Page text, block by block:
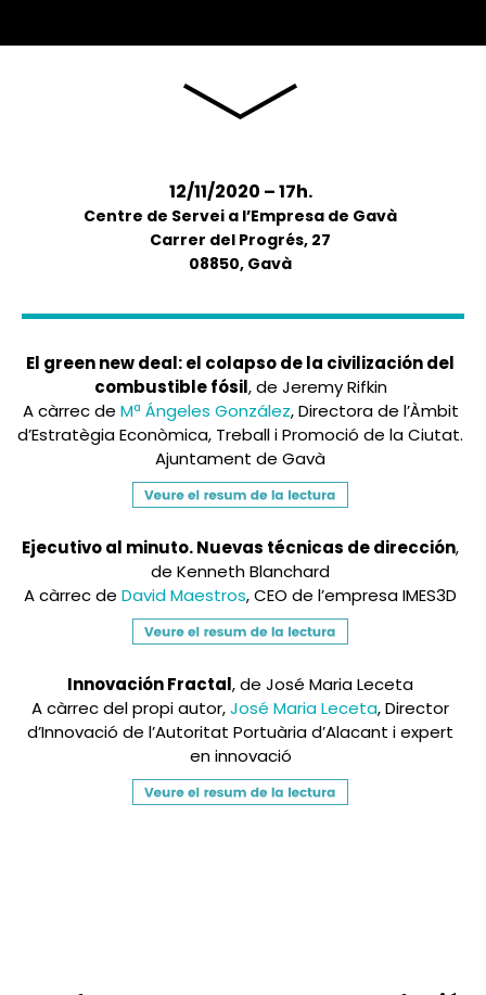
12/11/2020 – 17h.
Centre de Servei a l’Empresa de Gavà
Carrer del Progrés, 27
08850, Gavà
El green new deal: el colapso de la civilización del
combustible fósil, de Jeremy Rifkin
A càrrec de Mª Ángeles González, Directora de l’Àmbit
d’Estratègia Econòmica, Treball i Promoció de la Ciutat.
Ajuntament de Gavà
Ejecutivo al minuto. Nuevas técnicas de dirección,
de Kenneth Blanchard
A càrrec de David Maestros, CEO de l’empresa IMES3D
Innovación Fractal, de José Maria Leceta
A càrrec del propi autor,José Maria Leceta, Director
d’Innovació de l’Autoritat Portuària d’Alacant i expert
en innovació